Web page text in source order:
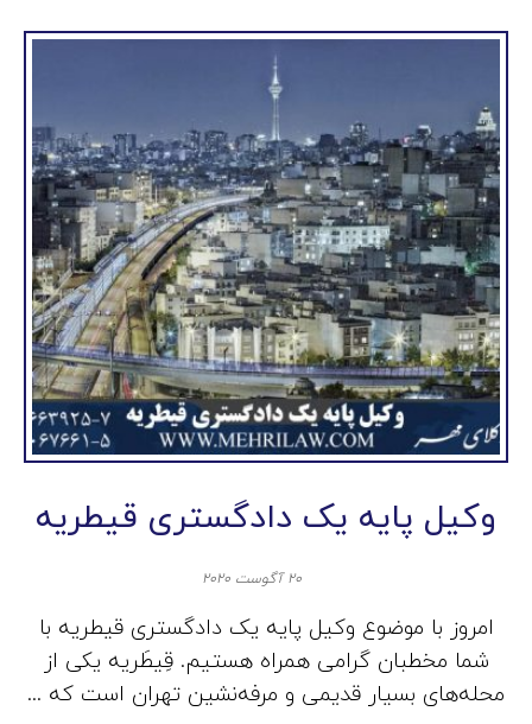
وکیل پایه یک دادگستری قیطریه
۲۰ آگوست ۲۰۲۰
امروز با موضوع وکیل پایه یک دادگستری قیطریه با
شما مخطبان گرامی همراه هستیم. قِیطَریه یکی از
محله‌های بسیار قدیمی و مرفه‌نشین تهران است که ...